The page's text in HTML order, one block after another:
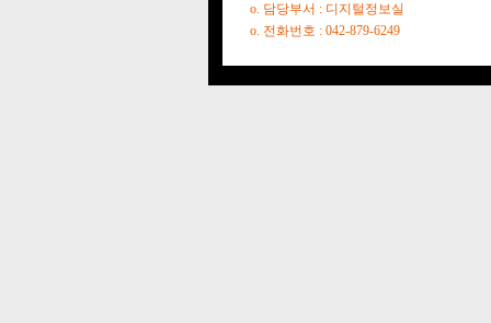
o. 담당부서 : 디지털정보실
o. 전화번호 : 042-879-6249